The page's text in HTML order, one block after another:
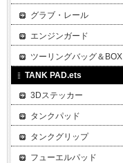
グラブ・レール
エンジンガード
ツーリングバッグ＆BOX
TANK PAD.ets
3Dステッカー
タンクパッド
タンクグリップ
フューエルパッド